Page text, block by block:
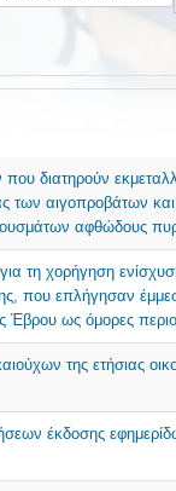
διατηρούν
των αιγοπροβάτων
αφθώδους
τη χορήγηση
που επλήγησαν
Έβρου ως όμορες
της ετήσιας
έκδοσης